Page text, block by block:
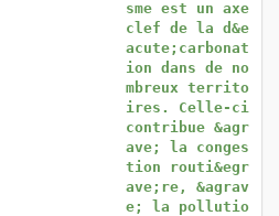
sme est un axe
clef de la d&e
acute;carbonat
ion dans de no
mbreux territo
ires. Celle-ci
contribue &agr
ave; la conges
tion routi&egr
ave;re, &agrav
e; la pollutio